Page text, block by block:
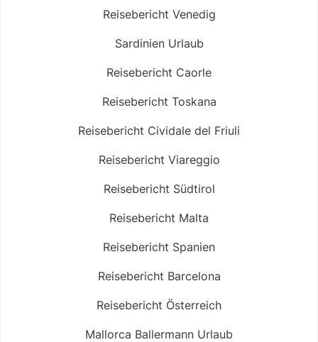
Reisebericht Venedig
Sardinien Urlaub
Reisebericht Caorle
Reisebericht Toskana
Reisebericht Cividale del Friuli
Reisebericht Viareggio
Reisebericht Südtirol
Reisebericht Malta
Reisebericht Spanien
Reisebericht Barcelona
Reisebericht Österreich
Mallorca Ballermann Urlaub